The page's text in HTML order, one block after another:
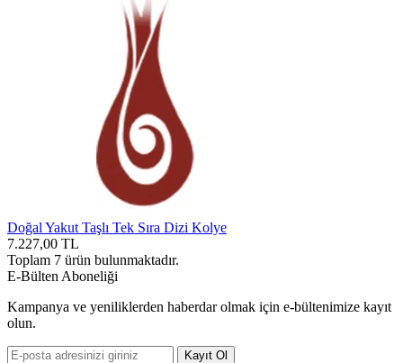
Doğal Yakut Taşlı Tek Sıra Dizi Kolye
7.227,00 TL
Toplam 7 ürün bulunmaktadır.
E-Bülten Aboneliği
Kampanya ve yeniliklerden haberdar olmak için e-bültenimize kayıt
olun.
Kayıt Ol